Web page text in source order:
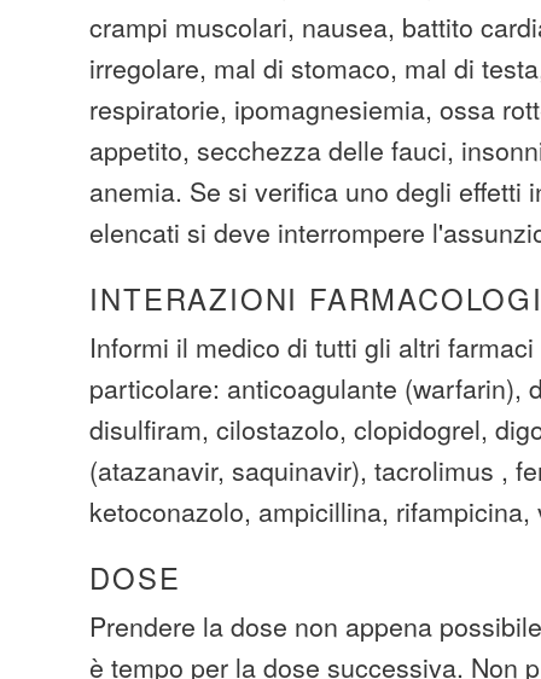
crampi muscolari, nausea, battito
irregolare, mal di stomaco, mal di
respiratorie, ipomagnesiemia, ossa
appetito, secchezza delle fauci,
anemia. Se si verifica uno degli effetti
elencati si deve interrompere
INTERAZIONI
Informi il medico di tutti gli altri
particolare: anticoagulante (warfarin),
disulfiram, cilostazolo, clopidogrel,
(atazanavir, saquinavir), tacrolimus ,
ketoconazolo, ampicillina,
DOSE
Prendere la dose non appena
è tempo per la dose successiva. Non